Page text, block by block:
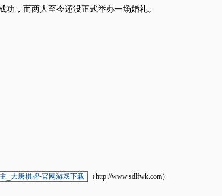
，而两人至今还没正式举办一场婚礼。
_大唐棋牌-官网游戏下载 （http://www.sdlfwk.com）